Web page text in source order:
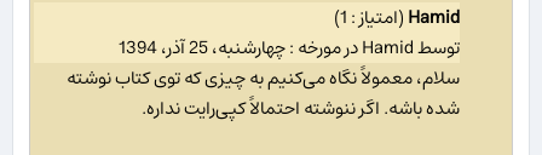
Hamid(امتیاز : 1)
توسط Hamid در مورخه : چهارشنبه، 25 آذر، 1394
سلام، معمولاً نگاه می‌کنیم به چیزی که توی کتاب نوشته
شده باشه. اگر ننوشته احتمالاً کپی‌رایت نداره.